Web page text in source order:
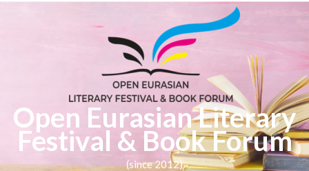
Open Eurasian Literary
Festival & Book Forum
(since 2012)